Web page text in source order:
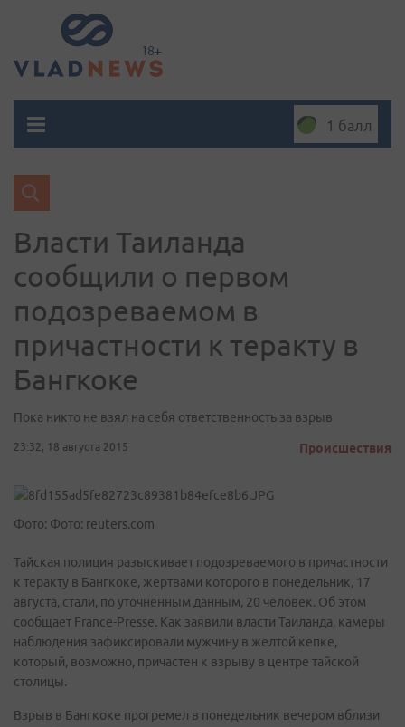
1 балл
Власти Таиланда
сообщили о первом
подозреваемом в
причастности к теракту в
Бангкоке
Пока никто не взял на себя ответственность за взрыв
23:32, 18 августа 2015 Происшествия
Фото: Фото: reuters.com
Тайская полиция разыскивает подозреваемого в причастности
к теракту в Бангкоке, жертвами которого в понедельник, 17
августа, стали, по уточненным данным, 20 человек. Об этом
сообщает France-Presse. Как заявили власти Таиланда, камеры
наблюдения зафиксировали мужчину в желтой кепке,
который, возможно, причастен к взрыву в центре тайской
столицы.
Взрыв в Бангкоке прогремел в понедельник вечером вблизи